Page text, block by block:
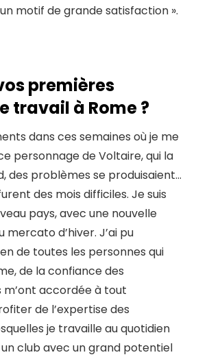
motif de grande satisfaction ».
premières
travail à Rome ?
dans ces semaines où je me
personnage de Voltaire, qui la
des problèmes se produisaient…
des mois difficiles. Je suis
pays, avec une nouvelle
mercato d’hiver. J’ai pu
de toutes les personnes qui
de la confiance des
m’ont accordée à tout
de l’expertise des
je travaille au quotidien
un club avec un grand potentiel